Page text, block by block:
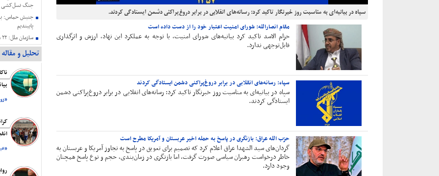
سپاه در بیانیه‌ای به مناسبت روز خبرنگار تاکید کرد: رسانه‌های انقلابی در برابر دروغ‌پراکنی دشمن ایستادگی کردند.
مقام انصارالله: شورای امنیت اعتبار خود را از دست داده است
حزام الاسد تاکید کرد بیانیه‌های شورای امنیت، با توجه به عملکرد این نهاد، ارزش و اثرگذاری
قابل‌توجهی ندارد.
سپاه: رسانه‌های انقلابی در برابر دروغ‌پراکنی دشمن ایستادگی کردند
سپاه در بیانیه‌ای به مناسبت روز خبرنگار تاکید کرد: رسانه‌های انقلابی در برابر دروغ‌پراکنی دشمن
ایستادگی کردند.
حزب الله عراق: بازنگری در پاسخ به حمله اخیر عربستان و آمریکا مطرح است
گردان‌های سید الشهدا عراق اعلام کرد که تصمیم برای تعویق در پاسخ به تجاوز آمریکا و عربستان به
خاطر درخواست‌ رهبران سیاسی صورت گرفت، اما بازنگری در زمان‌بندی، حجم و نوع پاسخ همچنان
وجود دارد.
جنگ نسل‌کشی
جنبش حماس:
پایبندیم
دارند
حمایت هیئت
عزتمندانه
بیانیه کمیته
فلسطین
شهادت هنیه
اقتصاد است
تحلیل و مقاله